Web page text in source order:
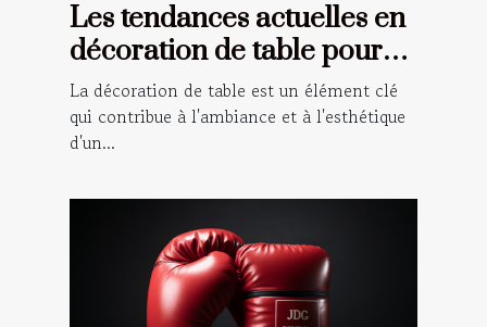
Les tendances actuelles en
décoration de table pour
les événements spéciaux
La décoration de table est un élément clé
qui contribue à l'ambiance et à l'esthétique
d'un...